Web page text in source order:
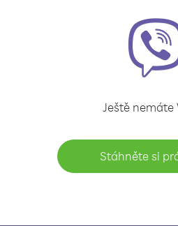
Ještě nemáte
Stáhněte si